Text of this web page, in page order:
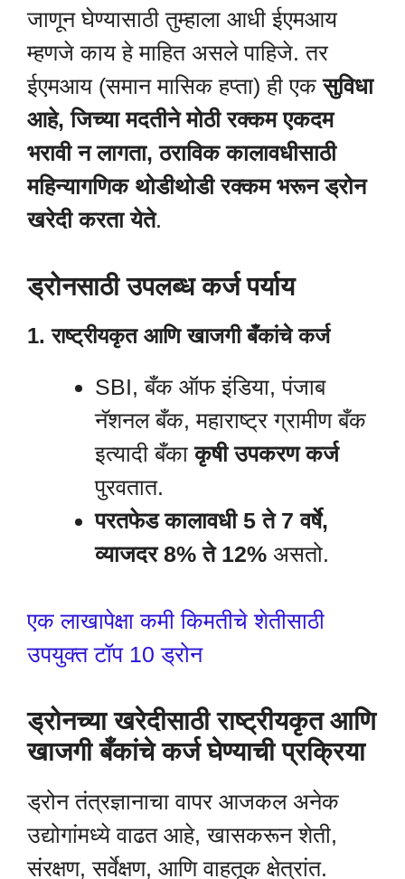
जाणून घेण्यासाठी तुम्हाला आधी ईएमआय
म्हणजे काय हे माहित असले पाहिजे. तर
ईएमआय (समान मासिक हप्ता) ही एकसुविधा
आहे, जिच्या मदतीने मोठी रक्कम एकदम
भरावी न लागता, ठराविक कालावधीसाठी
महिन्यागणिक थोडीथोडी रक्कम भरून ड्रोन
खरेदी करता येते.
ड्रोनसाठी उपलब्ध कर्ज पर्याय
1. राष्ट्रीयकृत आणि खाजगी बँकांचे कर्ज
SBI, बँक ऑफ इंडिया, पंजाब
नॅशनल बँक, महाराष्ट्र ग्रामीण बँक
इत्यादी बँकाकृषी उपकरण कर्ज
पुरवतात.
परतफेड कालावधी 5 ते 7 वर्षे,
व्याजदर 8% ते 12% असतो.
एक लाखापेक्षा कमी किमतीचे शेतीसाठी
उपयुक्त टॉप 10 ड्रोन
ड्रोनच्या खरेदीसाठी राष्ट्रीयकृत आणि
खाजगी बँकांचे कर्ज घेण्याची प्रक्रिया
ड्रोन तंत्रज्ञानाचा वापर आजकल अनेक
उद्योगांमध्ये वाढत आहे, खासकरून शेती,
संरक्षण, सर्वेक्षण, आणि वाहतूक क्षेत्रांत.